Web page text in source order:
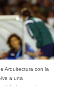
Arquitectura con la
a una